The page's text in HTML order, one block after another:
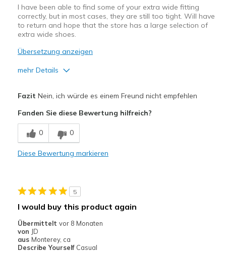
I have been able to find some of your extra wide fitting
correctly, but in most cases, they are still too tight. Will have
to return and hope that the store has a large selection of
extra wide shoes.
Übersetzung anzeigen
mehr Details
Durable
Stylish
Going Out
Travel
Fazit Nein, ich würde es einem Freund nicht empfehlen
Fanden Sie diese Bewertung hilfreich?
0 0
Diese Bewertung markieren
5
I would buy this product again
Übermittelt vor 8 Monaten
von JD
aus Monterey, ca
Describe Yourself Casual